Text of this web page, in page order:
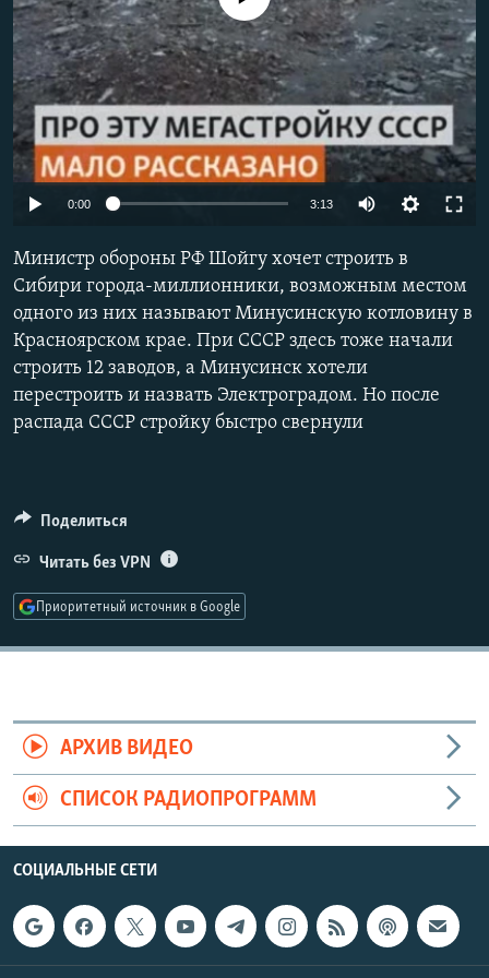
РАСПИСАНИЕ ВЕЩАНИЯ
ПОДПИШИТЕСЬ НА РАССЫЛКУ
СОЦИАЛЬНЫЕ СЕТИ
Все сайты РСЕ/РС
Auto 240p 360p 480p
0:00 3:13
480p
1080p
Министр обороны РФ Шойгу хочет строить в
Сибири города-миллионники, возможным местом
одного из них называют Минусинскую котловину в
Красноярском крае. При СССР здесь тоже начали
строить 12 заводов, а Минусинск хотели
перестроить и назвать Электроградом. Но после
распада СССР стройку быстро свернули
Поделиться
Читать без VPN
Приоритетный источник в Google
АРХИВ ВИДЕО
СПИСОК РАДИОПРОГРАММ
СОЦИАЛЬНЫЕ СЕТИ